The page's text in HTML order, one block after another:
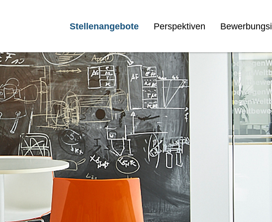
Stellenangebote Perspektiven